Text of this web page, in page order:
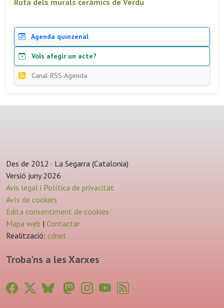
Ruta dels murals ceràmics de Verdu
Agenda quinzenal
Vols afegir un acte?
Canal RSS Agenda
Des de 2012 · La Segarra (Catalonia)
Versió juny 2026
Avis legal i Política de privacitat
Avís de cookies
Edita consentiment de cookies
Mapa web | Contactar
Realització: cdnet
Troba'ns a les Xarxes